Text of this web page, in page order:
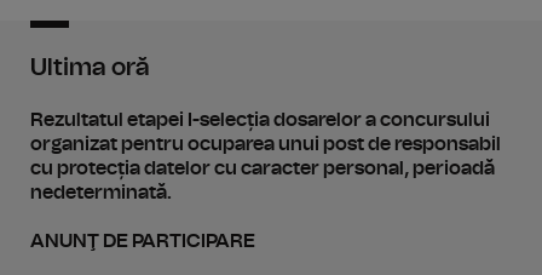
Ultima oră
Rezultatul etapei I-selecția dosarelor a concursului
organizat pentru ocuparea unui post de responsabil
cu protecția datelor cu caracter personal, perioadă
nedeterminată.
ANUNŢ DE PARTICIPARE